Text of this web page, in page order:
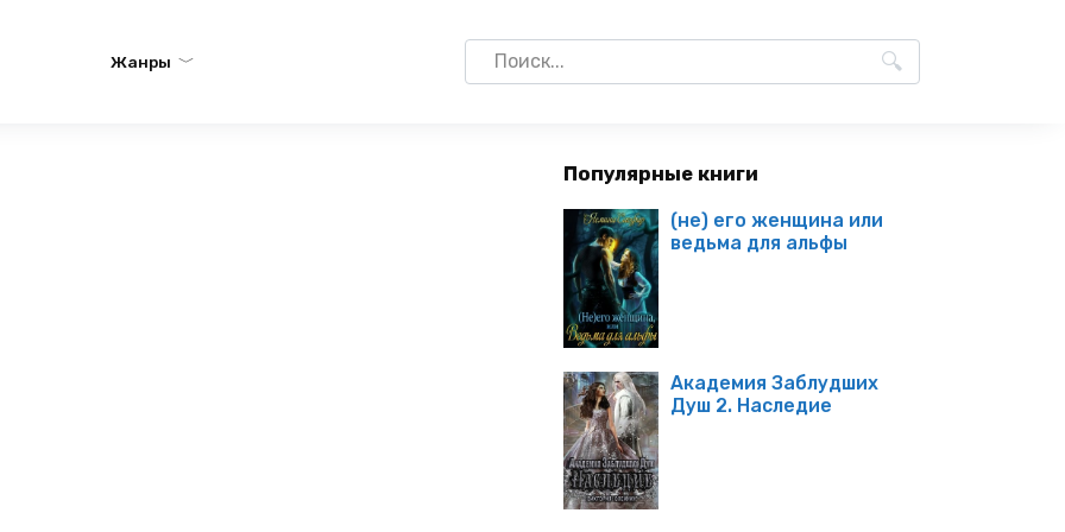
Жанры
Search
for:
Популярные книги
(не) его женщина или
ведьма для альфы
Академия Заблудших
Душ 2. Наследие